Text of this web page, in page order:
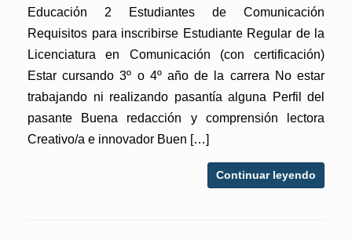
Educación 2 Estudiantes de Comunicación
Requisitos para inscribirse Estudiante Regular de la
Licenciatura en Comunicación (con certificación)
Estar cursando 3º o 4º año de la carrera No estar
trabajando ni realizando pasantía alguna Perfil del
pasante Buena redacción y comprensión lectora
Creativo/a e innovador Buen […]
Continuar leyendo